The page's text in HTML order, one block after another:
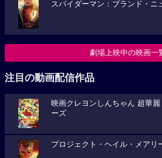
スパイダーマン：ブランド・ニ
劇場上映中の映画一
注目の動画配信作品
映画クレヨンしんちゃん 超華
ーズ
プロジェクト・ヘイル・メアリ